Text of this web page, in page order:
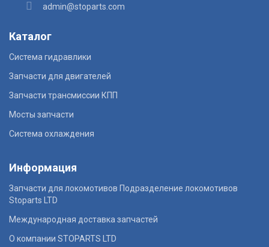
admin@stoparts.com
Каталог
Система гидравлики
Запчасти для двигателей
Запчасти трансмиссии КПП
Мосты запчасти
Система охлаждения
Информация
Запчасти для локомотивов Подразделение локомотивов
Stoparts LTD
Международная доставка запчастей
О компании STOPARTS LTD